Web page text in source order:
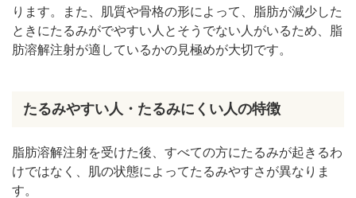
ります。また、肌質や骨格の形によって、脂肪が減少した
ときにたるみがでやすい人とそうでない人がいるため、脂
肪溶解注射が適しているかの見極めが大切です。
たるみやすい人・たるみにくい人の特徴
脂肪溶解注射を受けた後、すべての方にたるみが起きるわ
けではなく、肌の状態によってたるみやすさが異なりま
す。